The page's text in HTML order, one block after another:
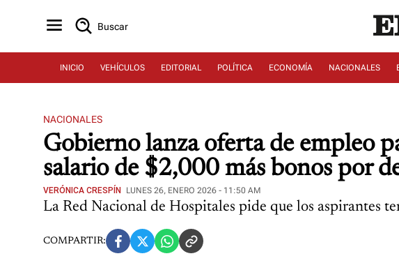
Buscar
INICIO VEHÍCULOS EDITORIAL POLÍTICA ECONOMÍA NACIONALES
NACIONALES
Gobierno lanza oferta de empleo
salario de $2,000 más bonos por
VERÓNICA CRESPÍN LUNES 26, ENERO 2026 - 11:50 AM
La Red Nacional de Hospitales pide que los aspirantes
COMPARTIR: